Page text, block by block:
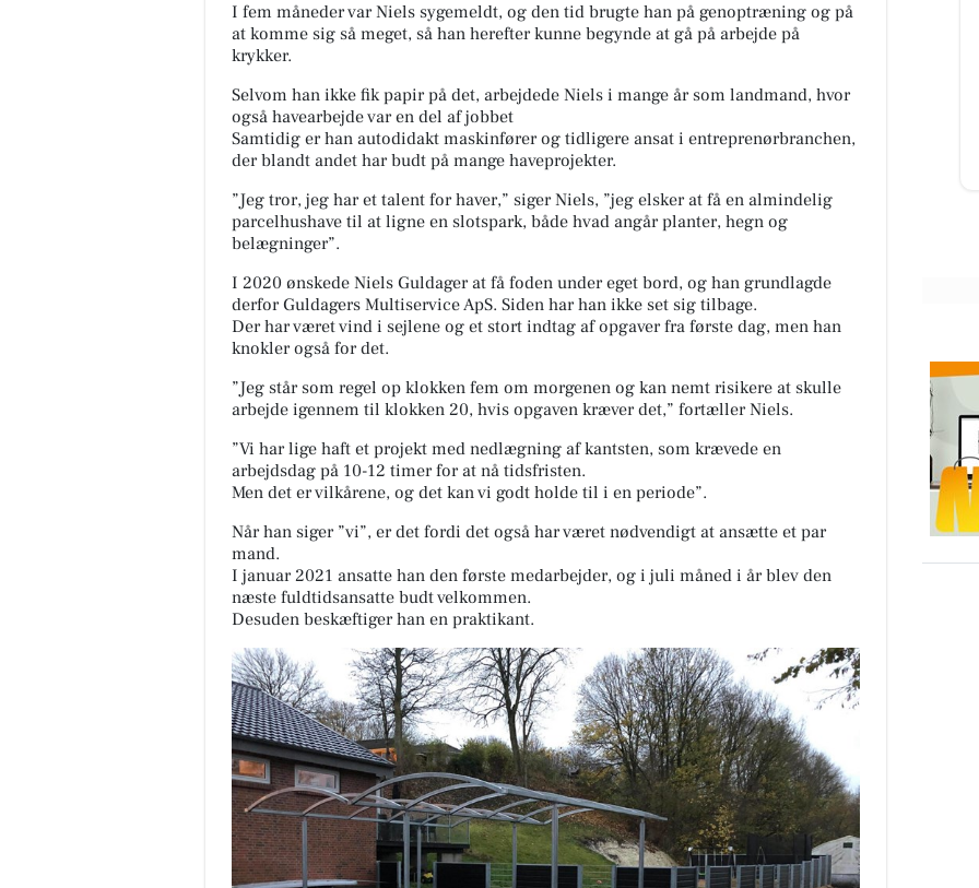
I fem måneder var Niels sygemeldt, og den tid brugte han på genoptræning og på
at komme sig så meget, så han herefter kunne begynde at gå på arbejde på
krykker.
Selvom han ikke fik papir på det, arbejdede Niels i mange år som landmand, hvor
også havearbejde var en del af jobbet
Samtidig er han autodidakt maskinfører og tidligere ansat i entreprenørbranchen,
der blandt andet har budt på mange haveprojekter.
”Jeg tror, jeg har et talent for haver,” siger Niels, ”jeg elsker at få en almindelig
parcelhushave til at ligne en slotspark, både hvad angår planter, hegn og
belægninger”.
I 2020 ønskede Niels Guldager at få foden under eget bord, og han grundlagde
derfor Guldagers Multiservice ApS. Siden har han ikke set sig tilbage.
Der har været vind i sejlene og et stort indtag af opgaver fra første dag, men han
knokler også for det.
”Jeg står som regel op klokken fem om morgenen og kan nemt risikere at skulle
arbejde igennem til klokken 20, hvis opgaven kræver det,” fortæller Niels.
”Vi har lige haft et projekt med nedlægning af kantsten, som krævede en
arbejdsdag på 10-12 timer for at nå tidsfristen.
Men det er vilkårene, og det kan vi godt holde til i en periode”.
Når han siger ”vi”, er det fordi det også har været nødvendigt at ansætte et par
mand.
I januar 2021 ansatte han den første medarbejder, og i juli måned i år blev den
næste fuldtidsansatte budt velkommen.
Desuden beskæftiger han en praktikant.
Fru Hansens Butik & Café
Birgitte fra WoolyKnits kommer på
holder Secondhand butikken her
åben fra kl. 10-15 🤗 de...
Åbn opslaget
Løgstørvejens Bageri
🚨🤤 SNASK-ALARM!! 🤤🚨 Torsdag
EKSTRA godt snaskede i dag! 😜🥐
💛 🔥 KUN 30 KR. 🔥 Skynd di...